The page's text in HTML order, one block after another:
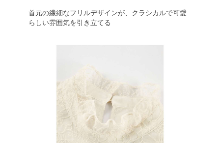
首元の繊細なフリルデザインが、クラシカルで可愛
らしい雰囲気を引き立てる